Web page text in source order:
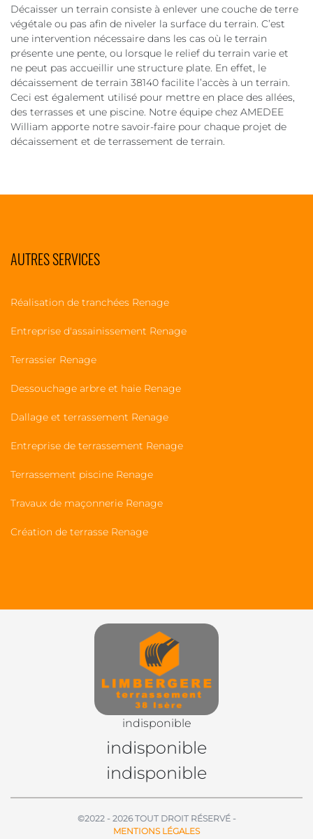
Décaisser un terrain consiste à enlever une couche de terre
végétale ou pas afin de niveler la surface du terrain. C’est
une intervention nécessaire dans les cas où le terrain
présente une pente, ou lorsque le relief du terrain varie et
ne peut pas accueillir une structure plate. En effet, le
décaissement de terrain 38140 facilite l’accès à un terrain.
Ceci est également utilisé pour mettre en place des allées,
des terrasses et une piscine. Notre équipe chez AMEDEE
William apporte notre savoir-faire pour chaque projet de
décaissement et de terrassement de terrain.
AUTRES SERVICES
Réalisation de tranchées Renage
Entreprise d'assainissement Renage
Terrassier Renage
Dessouchage arbre et haie Renage
Dallage et terrassement Renage
Entreprise de terrassement Renage
Terrassement piscine Renage
Travaux de maçonnerie Renage
Création de terrasse Renage
indisponible
indisponible
indisponible
©2022 - 2026 TOUT DROIT RÉSERVÉ -
MENTIONS LÉGALES